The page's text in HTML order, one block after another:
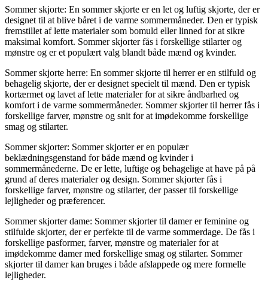
Sommer skjorte: En sommer skjorte er en let og luftig skjorte, der er
designet til at blive båret i de varme sommermåneder. Den er typisk
fremstillet af lette materialer som bomuld eller linned for at sikre
maksimal komfort. Sommer skjorter fås i forskellige stilarter og
mønstre og er et populært valg blandt både mænd og kvinder.
Sommer skjorte herre: En sommer skjorte til herrer er en stilfuld og
behagelig skjorte, der er designet specielt til mænd. Den er typisk
kortærmet og lavet af lette materialer for at sikre åndbarhed og
komfort i de varme sommermåneder. Sommer skjorter til herrer fås i
forskellige farver, mønstre og snit for at imødekomme forskellige
smag og stilarter.
Sommer skjorter: Sommer skjorter er en populær
beklædningsgenstand for både mænd og kvinder i
sommermånederne. De er lette, luftige og behagelige at have på på
grund af deres materialer og design. Sommer skjorter fås i
forskellige farver, mønstre og stilarter, der passer til forskellige
lejligheder og præferencer.
Sommer skjorter dame: Sommer skjorter til damer er feminine og
stilfulde skjorter, der er perfekte til de varme sommerdage. De fås i
forskellige pasformer, farver, mønstre og materialer for at
imødekomme damer med forskellige smag og stilarter. Sommer
skjorter til damer kan bruges i både afslappede og mere formelle
lejligheder.